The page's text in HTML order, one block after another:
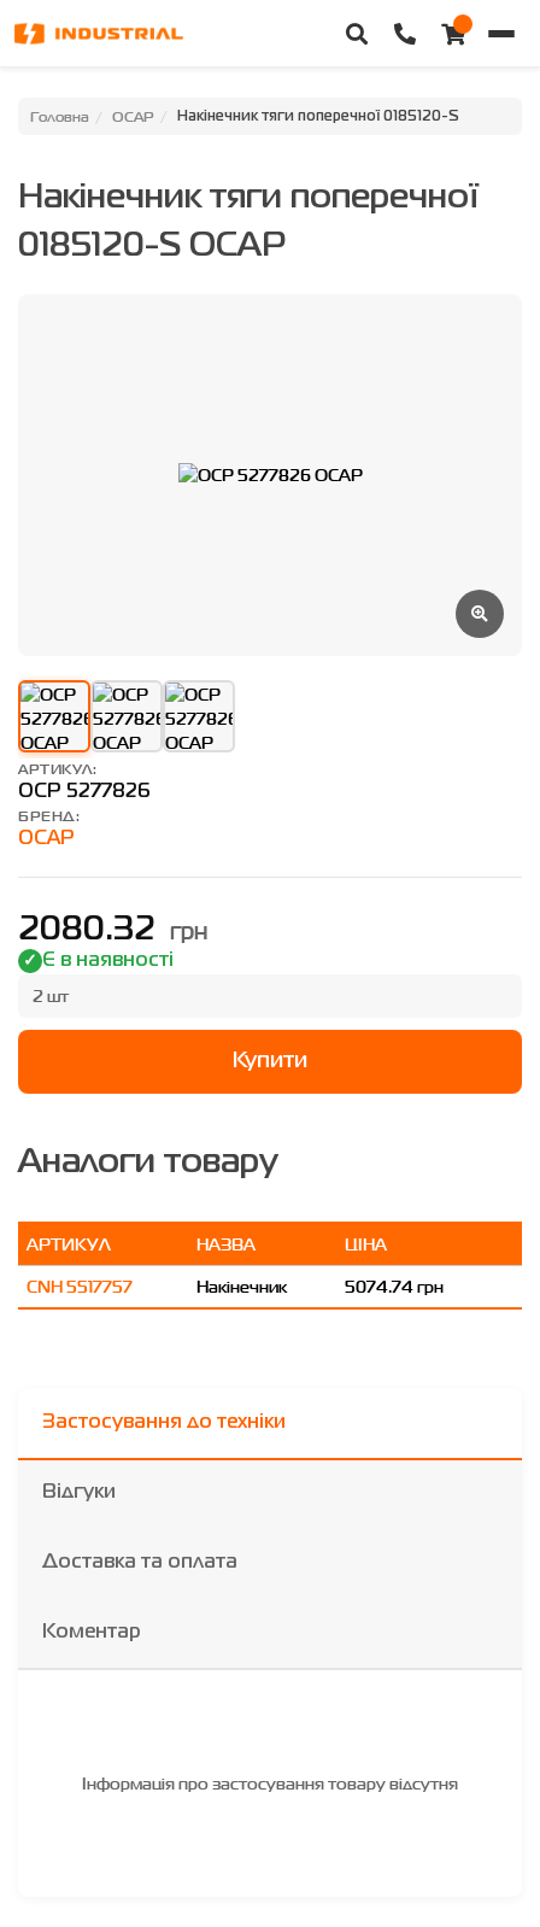
Головна
Категорії
Особистий кабінет
Головна OCAP Накінечник тяги поперечної 0185120-S
Накінечник тяги поперечної
0185120-S OCAP
АРТИКУЛ:
OCP 5277826
БРЕНД:
OCAP
2080.32 грн
Є в наявності
2 шт
Купити
Аналоги товару
АРТИКУЛ НАЗВА
ЦІНА
CNH 5517757
Накінечник 5074.74 грн
Застосування до техніки
Відгуки
Доставка та оплата
Коментар
Інформація про застосування товару відсутня